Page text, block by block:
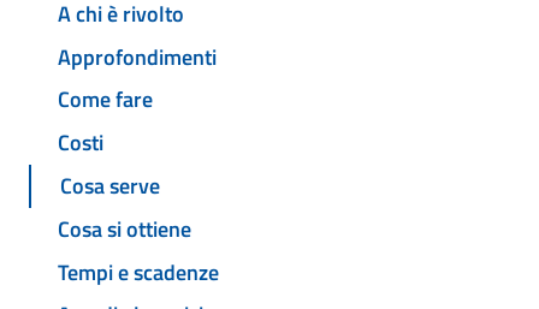
A chi è rivolto
Approfondimenti
Come fare
Costi
Cosa serve
Cosa si ottiene
Tempi e scadenze